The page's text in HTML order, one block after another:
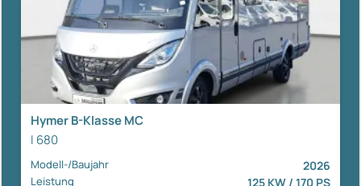
Hymer B-Klasse MC
I 680
Modell-/Baujahr 2026
Leistung 125 KW / 170 PS